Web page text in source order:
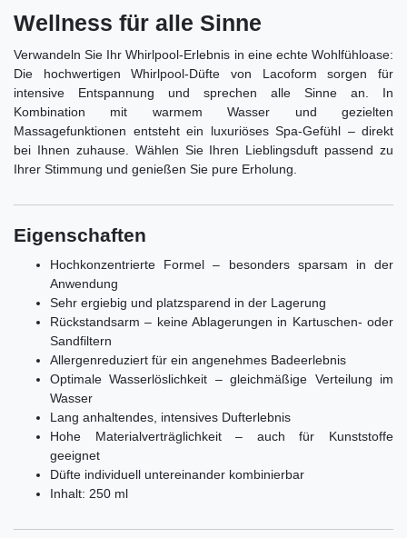
Wellness für alle Sinne
Verwandeln Sie Ihr Whirlpool-Erlebnis in eine echte Wohlfühloase:
Die hochwertigen Whirlpool-Düfte von Lacoform sorgen für
intensive Entspannung und sprechen alle Sinne an. In
Kombination mit warmem Wasser und gezielten
Massagefunktionen entsteht ein luxuriöses Spa-Gefühl – direkt
bei Ihnen zuhause. Wählen Sie Ihren Lieblingsduft passend zu
Ihrer Stimmung und genießen Sie pure Erholung.
Eigenschaften
Hochkonzentrierte Formel – besonders sparsam in der
Anwendung
Sehr ergiebig und platzsparend in der Lagerung
Rückstandsarm – keine Ablagerungen in Kartuschen- oder
Sandfiltern
Allergenreduziert für ein angenehmes Badeerlebnis
Optimale Wasserlöslichkeit – gleichmäßige Verteilung im
Wasser
Lang anhaltendes, intensives Dufterlebnis
Hohe Materialverträglichkeit – auch für Kunststoffe
geeignet
Düfte individuell untereinander kombinierbar
Inhalt: 250 ml